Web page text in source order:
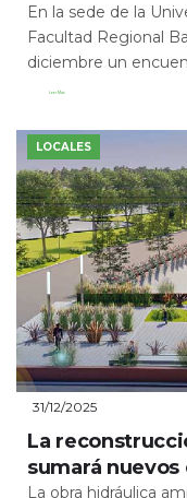
En la sede de la
Facultad Regional
diciembre un
Leer Más
LOCALES
31/12/2025
La
sumará
La obra hidráulica